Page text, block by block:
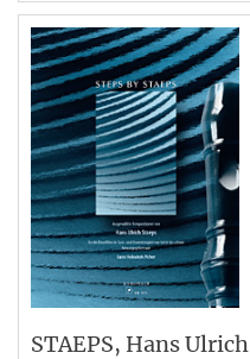
STAEPS, Hans Ulrich